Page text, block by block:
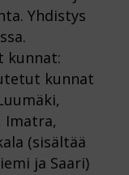
Yhdistys
kunnat:
kunnat
Imatra,
(sisältää
ja Saari)